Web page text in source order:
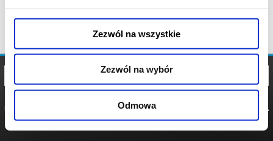
Zezwól na wszystkie
Zezwól na wybór
Odmowa
POLITYKA
POLITYKA